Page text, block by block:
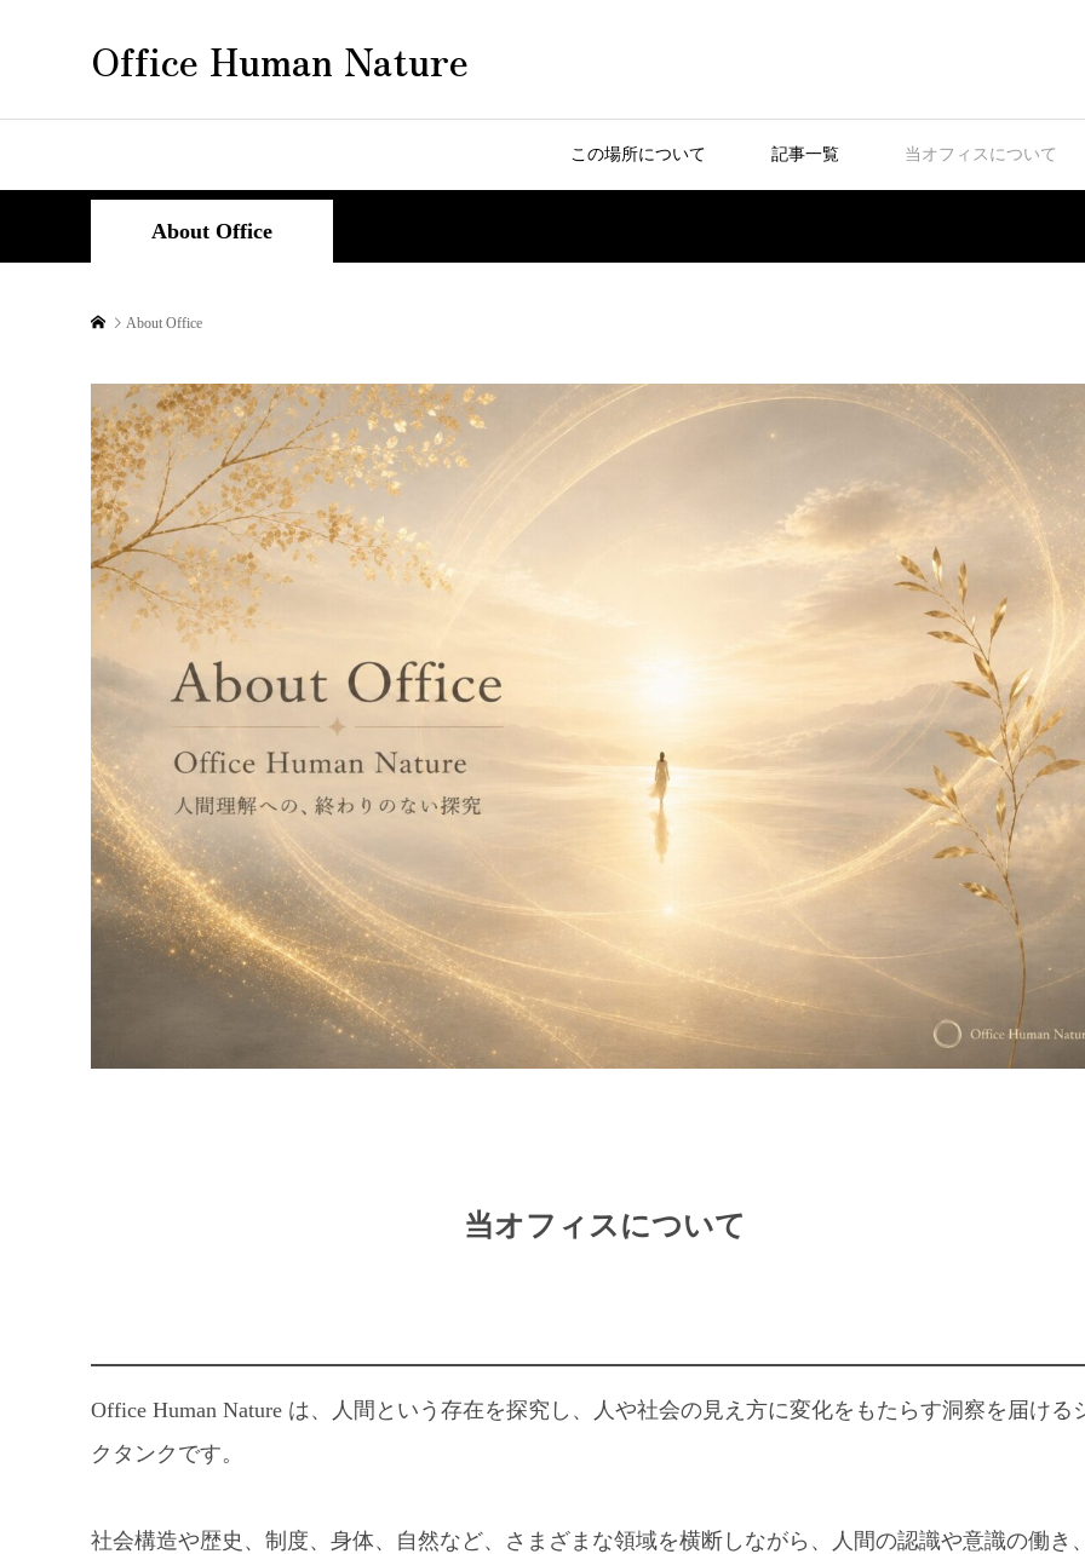
Office Human Nature
この場所について 記事一覧 当オフィスについて
About Office
About Office
当オフィスについて
Office Human Nature は、人間という存在を探究し、人や社会の見え方に変化をもたらす洞察を届ける
クタンクです。
社会構造や歴史、制度、身体、自然など、さまざまな領域を横断しながら、人間の認識や意識の働き